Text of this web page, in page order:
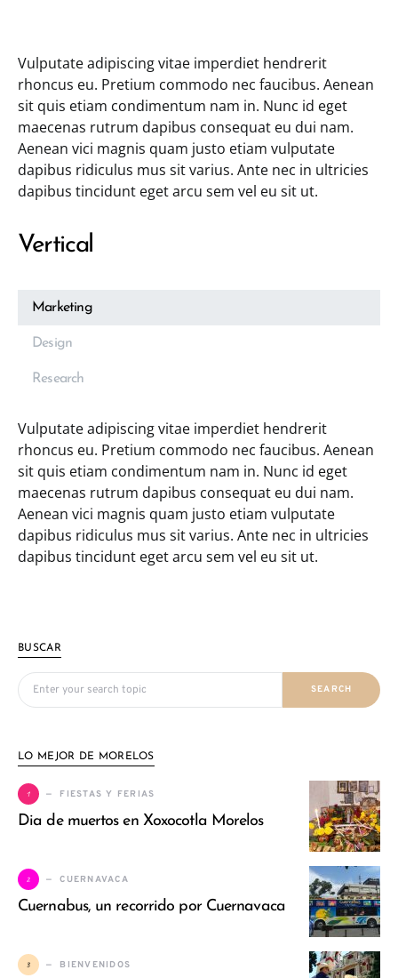
Vulputate adipiscing vitae imperdiet hendrerit
rhoncus eu. Pretium commodo nec faucibus. Aenean
sit quis etiam condimentum nam in. Nunc id eget
maecenas rutrum dapibus consequat eu dui nam.
Aenean vici magnis quam justo etiam vulputate
dapibus ridiculus mus sit varius. Ante nec in ultricies
dapibus tincidunt eget arcu sem vel eu sit ut.
Vertical
Marketing
Design
Research
Vulputate adipiscing vitae imperdiet hendrerit
rhoncus eu. Pretium commodo nec faucibus. Aenean
sit quis etiam condimentum nam in. Nunc id eget
maecenas rutrum dapibus consequat eu dui nam.
Aenean vici magnis quam justo etiam vulputate
dapibus ridiculus mus sit varius. Ante nec in ultricies
dapibus tincidunt eget arcu sem vel eu sit ut.
BUSCAR
Search for:
SEARCH
LO MEJOR DE MORELOS
1 FIESTAS Y FERIAS
Dia de muertos en Xoxocotla Morelos
2 CUERNAVACA
Cuernabus, un recorrido por Cuernavaca
3 BIENVENIDOS